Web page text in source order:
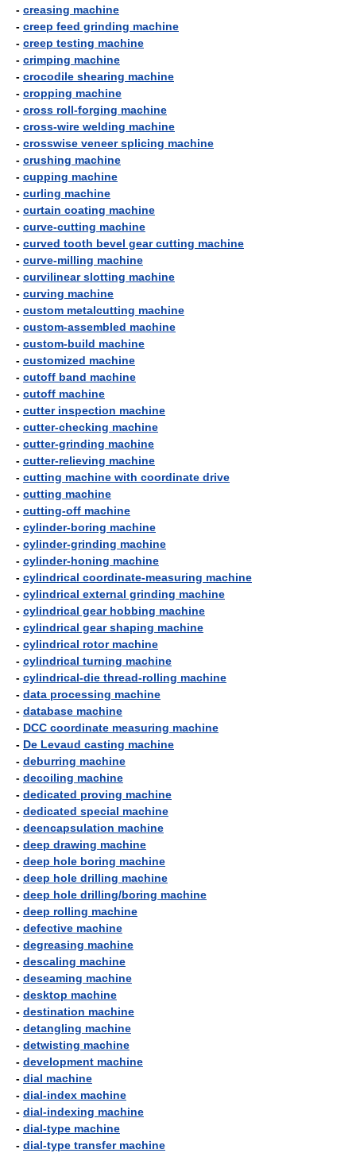
- creasing machine
- creep feed grinding machine
- creep testing machine
- crimping machine
- crocodile shearing machine
- cropping machine
- cross roll-forging machine
- cross-wire welding machine
- crosswise veneer splicing machine
- crushing machine
- cupping machine
- curling machine
- curtain coating machine
- curve-cutting machine
- curved tooth bevel gear cutting machine
- curve-milling machine
- curvilinear slotting machine
- curving machine
- custom metalcutting machine
- custom-assembled machine
- custom-build machine
- customized machine
- cutoff band machine
- cutoff machine
- cutter inspection machine
- cutter-checking machine
- cutter-grinding machine
- cutter-relieving machine
- cutting machine with coordinate drive
- cutting machine
- cutting-off machine
- cylinder-boring machine
- cylinder-grinding machine
- cylinder-honing machine
- cylindrical coordinate-measuring machine
- cylindrical external grinding machine
- cylindrical gear hobbing machine
- cylindrical gear shaping machine
- cylindrical rotor machine
- cylindrical turning machine
- cylindrical-die thread-rolling machine
- data processing machine
- database machine
- DCC coordinate measuring machine
- De Levaud casting machine
- deburring machine
- decoiling machine
- dedicated proving machine
- dedicated special machine
- deencapsulation machine
- deep drawing machine
- deep hole boring machine
- deep hole drilling machine
- deep hole drilling/boring machine
- deep rolling machine
- defective machine
- degreasing machine
- descaling machine
- deseaming machine
- desktop machine
- destination machine
- detangling machine
- detwisting machine
- development machine
- dial machine
- dial-index machine
- dial-indexing machine
- dial-type machine
- dial-type transfer machine